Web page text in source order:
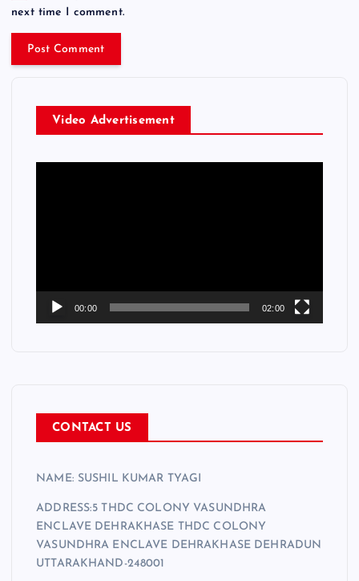
next time I comment.
Video Advertisement
00:00 02:00
CONTACT US
NAME: SUSHIL KUMAR TYAGI
ADDRESS:5 THDC COLONY VASUNDHRA
ENCLAVE DEHRAKHASE THDC COLONY
VASUNDHRA ENCLAVE DEHRAKHASE DEHRADUN
UTTARAKHAND-248001